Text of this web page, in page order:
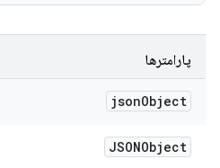
پارامترها
jsonObject
JSONObject